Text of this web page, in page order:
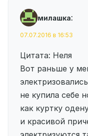
милашка:
07.07.2016 в 16:53
Цитата: Неля
Вот раньше у
не купила себе
как куртку
и красивой